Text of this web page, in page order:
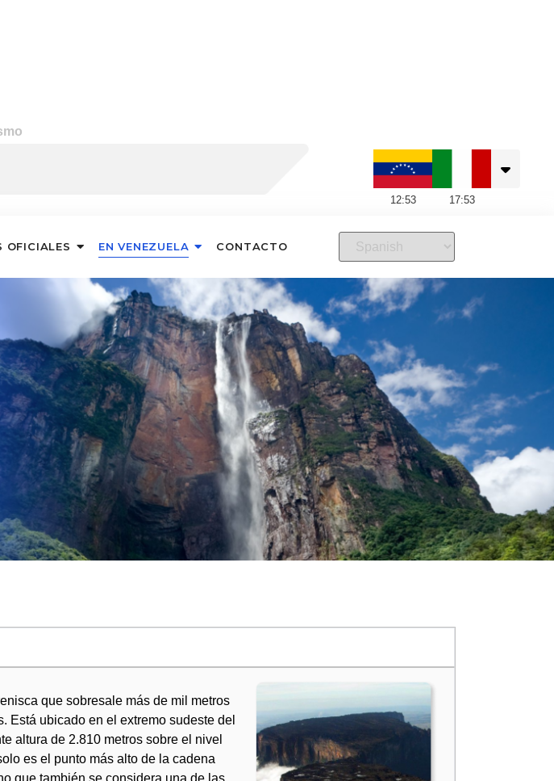
12:53 17:53
OFICIALES EN VENEZUELA CONTACTO
que sobresale más de mil metros
Está ubicado en el extremo sudeste del
altura de 2.810 metros sobre el nivel
es el punto más alto de la cadena